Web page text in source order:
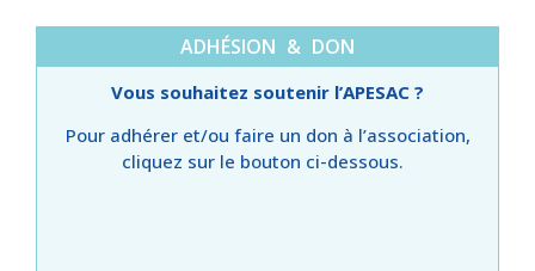
ADHÉSION & DON
Vous souhaitez soutenir l’APESAC ?
Pour adhérer et/ou faire un don à l’association,
cliquez sur le bouton ci-dessous.